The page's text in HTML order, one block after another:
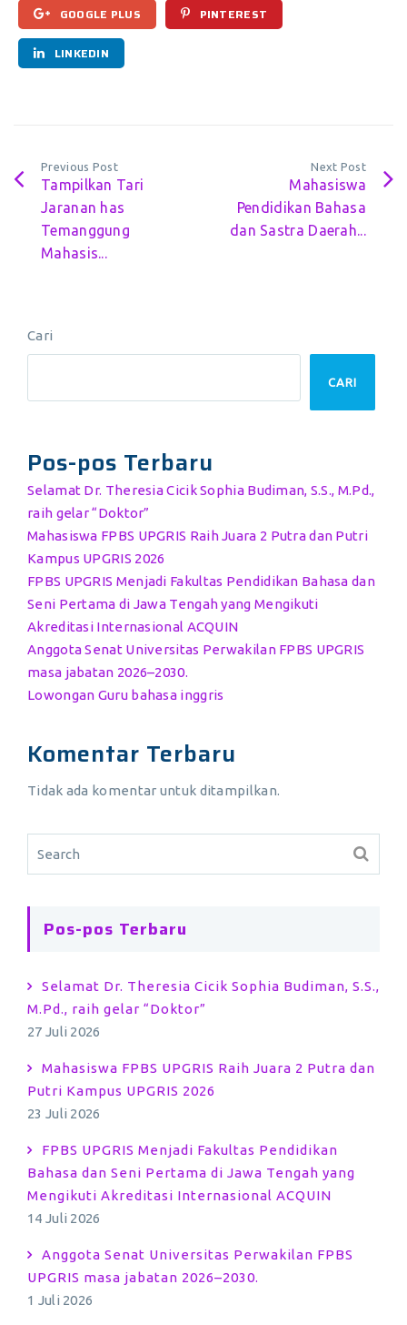
GOOGLE PLUS PINTEREST
LINKEDIN
Previous Post
Tampilkan Tari
Jaranan has
Temanggung
Mahasis...
Next Post
Mahasiswa
Pendidikan Bahasa
dan Sastra Daerah...
Cari
CARI
Pos-pos Terbaru
Selamat Dr. Theresia Cicik Sophia Budiman, S.S., M.Pd.,
raih gelar “Doktor”
Mahasiswa FPBS UPGRIS Raih Juara 2 Putra dan Putri
Kampus UPGRIS 2026
FPBS UPGRIS Menjadi Fakultas Pendidikan Bahasa dan
Seni Pertama di Jawa Tengah yang Mengikuti
Akreditasi Internasional ACQUIN
Anggota Senat Universitas Perwakilan FPBS UPGRIS
masa jabatan 2026–2030.
Lowongan Guru bahasa inggris
Komentar Terbaru
Tidak ada komentar untuk ditampilkan.
Pos-pos Terbaru
Selamat Dr. Theresia Cicik Sophia Budiman, S.S.,
M.Pd., raih gelar “Doktor”
27 Juli 2026
Mahasiswa FPBS UPGRIS Raih Juara 2 Putra dan
Putri Kampus UPGRIS 2026
23 Juli 2026
FPBS UPGRIS Menjadi Fakultas Pendidikan
Bahasa dan Seni Pertama di Jawa Tengah yang
Mengikuti Akreditasi Internasional ACQUIN
14 Juli 2026
Anggota Senat Universitas Perwakilan FPBS
UPGRIS masa jabatan 2026–2030.
1 Juli 2026